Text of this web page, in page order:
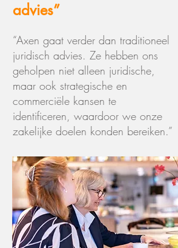
advies”
“Axen gaat verder dan traditioneel
juridisch advies. Ze hebben ons
geholpen niet alleen juridische,
maar ook strategische en
commerciële kansen te
identificeren, waardoor we onze
zakelijke doelen konden bereiken.”